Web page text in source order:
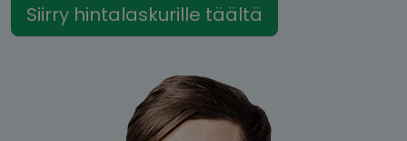
Siirry hintalaskurille täältä